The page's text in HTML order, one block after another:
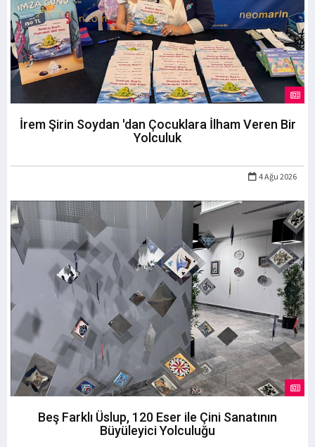
İrem Şirin Soydan 'dan Çocuklara İlham Veren Bir
Yolculuk
4 Ağu 2026
Beş Farklı Üslup, 120 Eser ile Çini Sanatının
Büyüleyici Yolculuğu